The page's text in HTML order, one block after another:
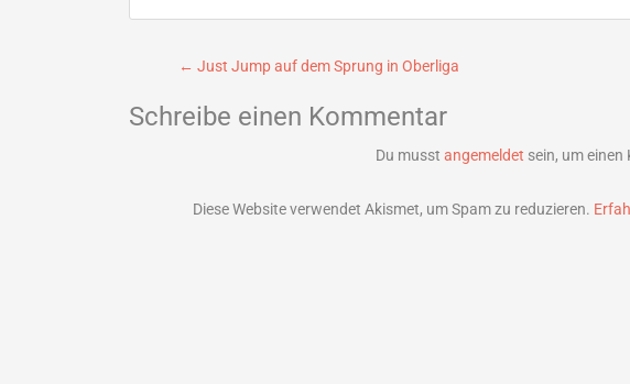
Beitragsnavigation
← Just Jump auf dem Sprung in Oberliga
Schreibe einen Kommentar
Du musst angemeldet sein, um
Diese Website verwendet Akismet, um Spam zu reduzieren.